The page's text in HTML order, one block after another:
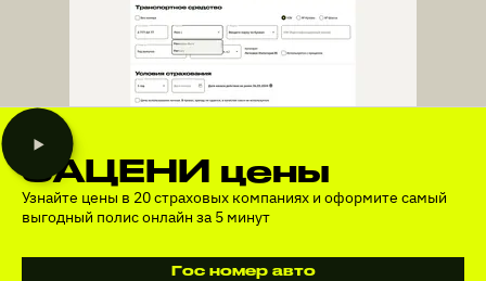
ЗАЦЕНИ цены
Узнайте цены в 20 страховых компаниях и оформите самый
выгодный полис онлайн за 5 минут
Гос номер авто